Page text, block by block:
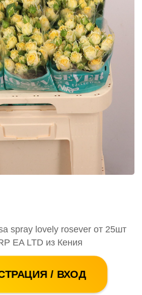
spray lovely rosever от 25шт
EA LTD из Кения
/ ВХОД